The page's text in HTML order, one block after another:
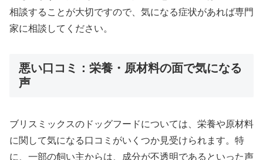
相談することが大切ですので、気になる症状があれば専門
家に相談してください。
悪い口コミ：栄養・原材料の面で気になる
声
ブリスミックスのドッグフードについては、栄養や原材料
に関して気になる口コミがいくつか見受けられます。特
に、一部の飼い主からは、成分が不透明であるといった声